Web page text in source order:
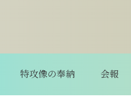
特攻像の奉納 会報